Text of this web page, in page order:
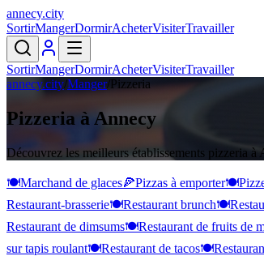
annecy.city
SortirMangerDormirAcheterVisiterTravailler
SortirMangerDormirAcheterVisiterTravailler
annecy.city/Manger/Pizzeria
Pizzeria à Annecy
Découvrez les meilleurs établissements pizzeria à
🍽️Marchand de glaces🍕Pizzas à emporter🍽️
Restaurant-brasserie🍽️Restaurant brunch🍽️
Restaurant de dimsums🍽️Restaurant de fruits de
sur tapis roulant🍽️Restaurant de tacos🍽️